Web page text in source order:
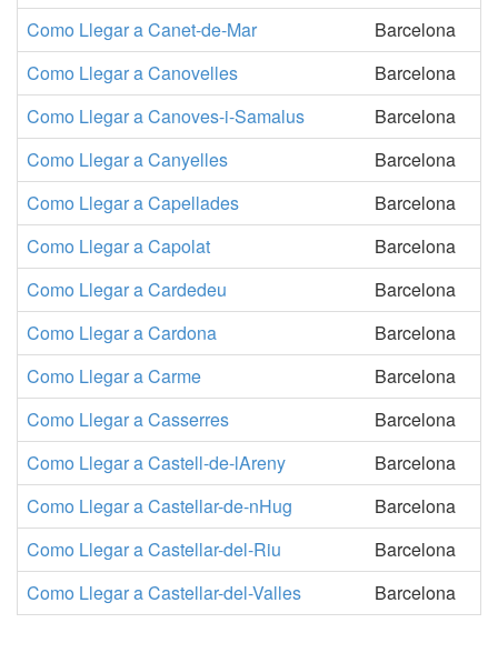
Como Llegar a Canet-de-Mar
Barcelona
Como Llegar a Canovelles
Barcelona
Como Llegar a Canoves-i-Samalus
Barcelona
Como Llegar a Canyelles
Barcelona
Como Llegar a Capellades
Barcelona
Como Llegar a Capolat
Barcelona
Como Llegar a Cardedeu
Barcelona
Como Llegar a Cardona
Barcelona
Como Llegar a Carme
Barcelona
Como Llegar a Casserres
Barcelona
Como Llegar a Castell-de-lAreny
Barcelona
Como Llegar a Castellar-de-nHug
Barcelona
Como Llegar a Castellar-del-Riu
Barcelona
Como Llegar a Castellar-del-Valles
Barcelona